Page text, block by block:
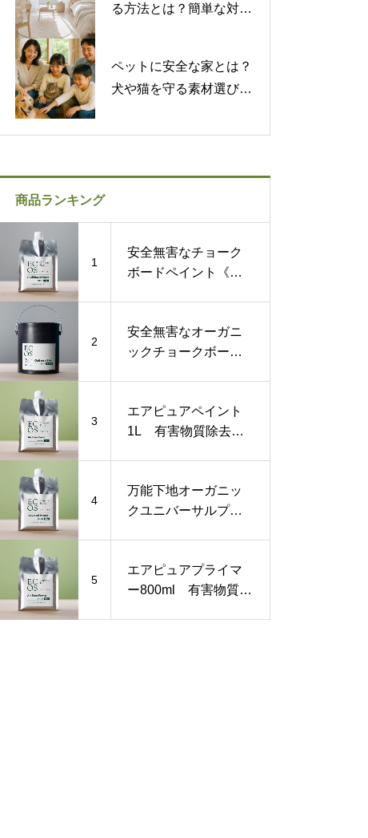
る方法とは？簡単な対策
ペットに安全な家とは？
犬や猫を守る素材選びと
商品ランキング
1
安全無害なチョーク
ボードペイント《黒
2
安全無害なオーガニ
ックチョークボード
3
エアピュアペイント
1L 有害物質除去す
4
万能下地オーガニッ
クユニバーサルプラ
5
エアピュアプライマ
ー800ml 有害物質を